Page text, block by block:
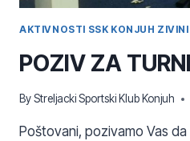
AKTIVNOSTI SSK KONJUH
POZIV ZA
ByStreljacki Sportski Klub Konjuh
Poštovani, pozivamo Vas